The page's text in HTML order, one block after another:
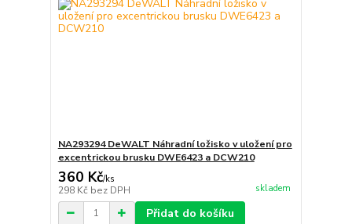
NA293294 DeWALT Náhradní ložisko v uložení pro
excentrickou brusku DWE6423 a DCW210
360 Kč/ks
298 Kč bez DPH skladem
Přidat do košíku